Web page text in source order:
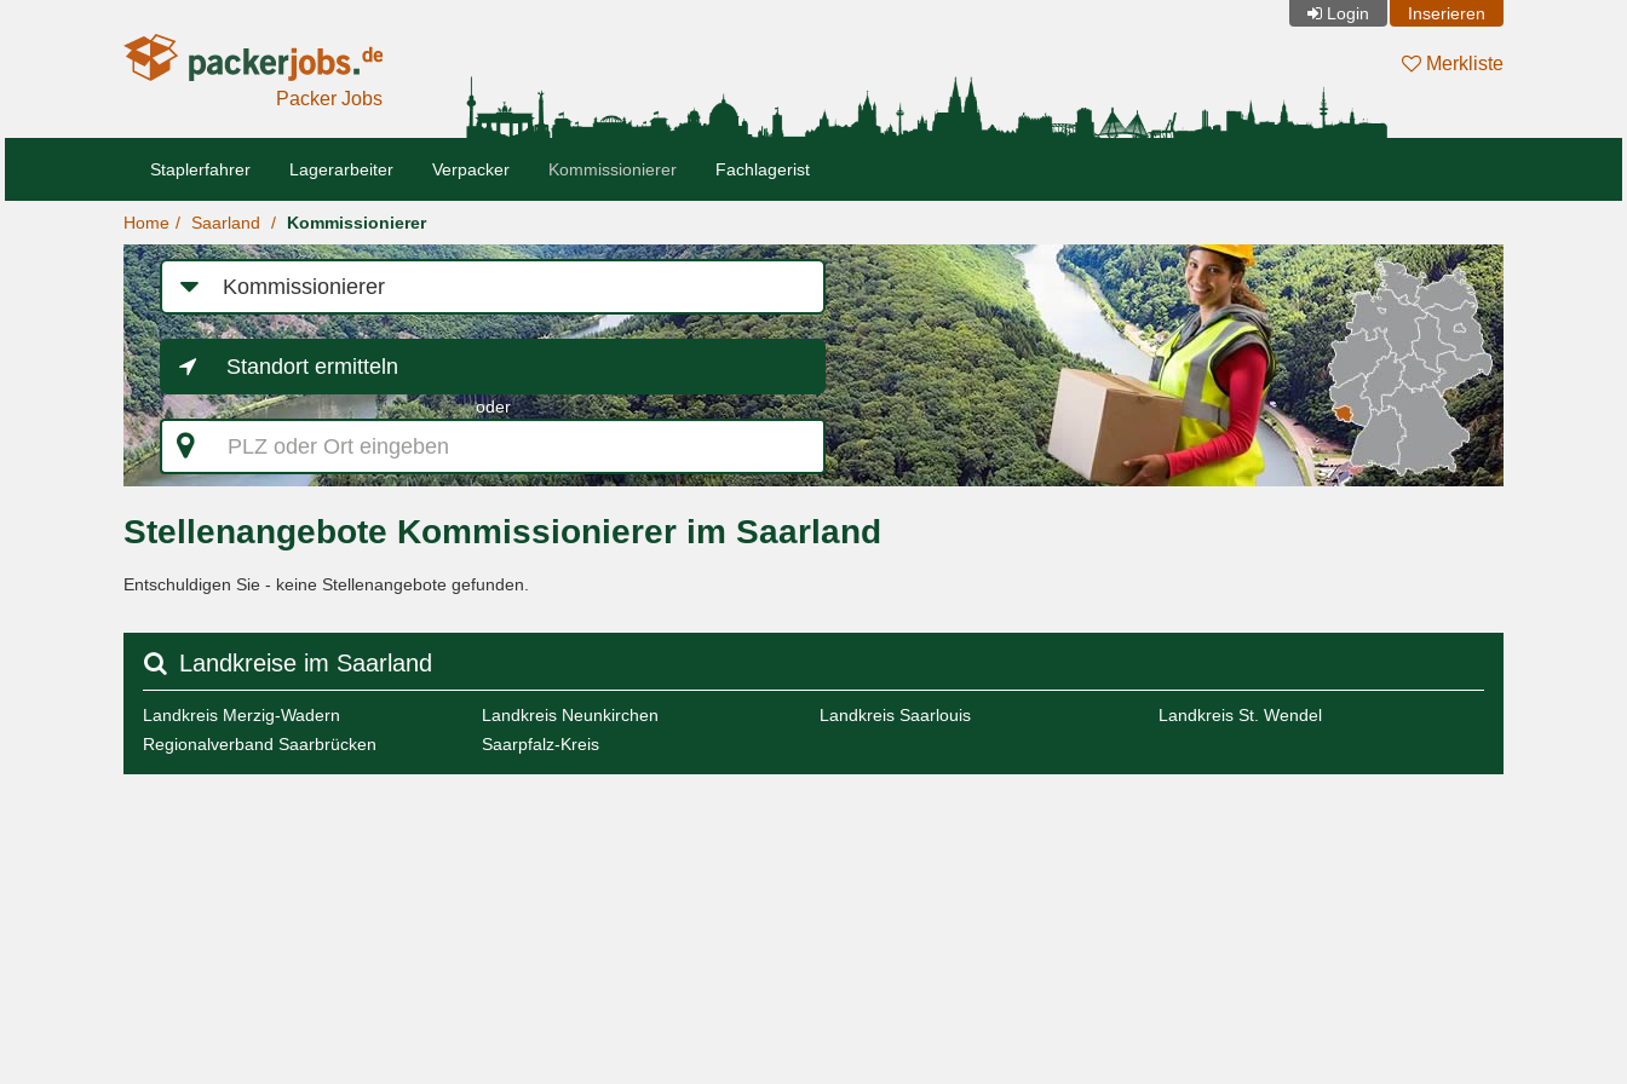
Login Inserieren
Packer Jobs
Merkliste
Staplerfahrer Lagerarbeiter Verpacker Kommissionierer Fachlagerist
Home Saarland Kommissionierer
Job-
Kategorie
Standort ermitteln
oder
PLZ
oder
Ort
Stellenangebote Kommissionierer im Saarland
Entschuldigen Sie - keine Stellenangebote gefunden.
Landkreise im Saarland
Landkreis Merzig-Wadern Landkreis Neunkirchen Landkreis Saarlouis
Landkreis St. Wendel
Regionalverband Saarbrücken
Saarpfalz-Kreis